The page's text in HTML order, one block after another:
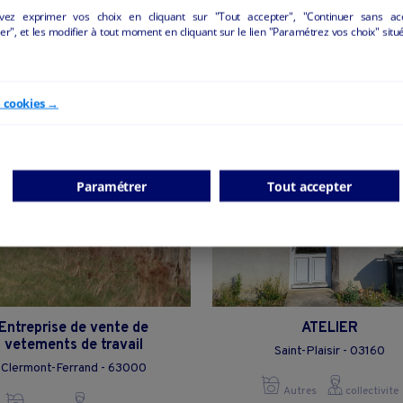
"AUTRES" DE LA REGION
Entreprise de vente de
vetements de travail
Clermont-Ferrand - 63000
ATELIER
Saint-Plaisir - 03160
Autres collectivite
exprimer vos choix en cliquant sur "Tout accepter", "Continuer sans
et les modifier à tout moment en cliquant sur le lien "Paramétrez vos choix"
cookies →
Paramétrer Tout accepter